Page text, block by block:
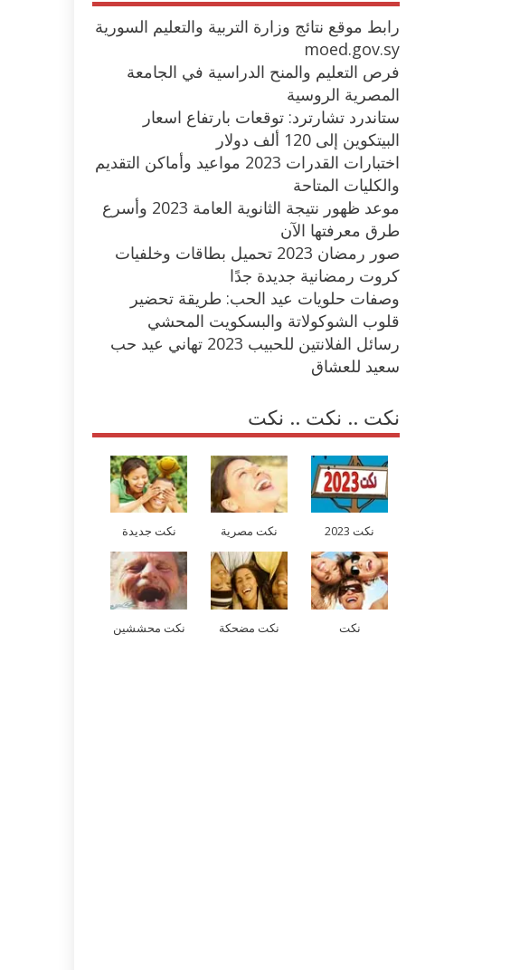
رابط موقع نتائج وزارة التربية والتعليم السورية
moed.gov.sy
فرص التعليم والمنح الدراسية في الجامعة
المصرية الروسية
ستاندرد تشارترد: توقعات بارتفاع اسعار
البيتكوين إلى 120 ألف دولار
اختبارات القدرات 2023 مواعيد وأماكن التقديم
والكليات المتاحة
موعد ظهور نتيجة الثانوية العامة 2023 وأسرع
طرق معرفتها الآن
صور رمضان 2023 تحميل بطاقات وخلفيات
كروت رمضانية جديدة جدًا
وصفات حلويات عيد الحب: طريقة تحضير
قلوب الشوكولاتة والبسكويت المحشي
رسائل الفلانتين للحبيب 2023 تهاني عيد حب
سعيد للعشاق
نكت .. نكت .. نكت
نكت 2023 نكت مصرية نكت جديدة
نكت نكت مضحكة نكت محششين